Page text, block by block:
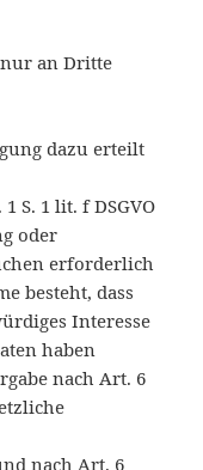
an Dritte
dazu erteilt
S. 1 lit. f DSGVO
oder
erforderlich
besteht, dass
Interesse
haben
nach Art. 6
nach Art. 6